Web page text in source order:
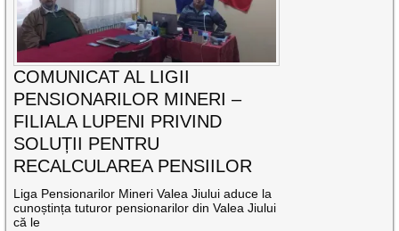
COMUNICAT AL LIGII
PENSIONARILOR MINERI –
FILIALA LUPENI PRIVIND
SOLUȚII PENTRU
RECALCULAREA PENSIILOR
Liga Pensionarilor Mineri Valea Jiului aduce la
cunoștința tuturor pensionarilor din Valea Jiului
că le